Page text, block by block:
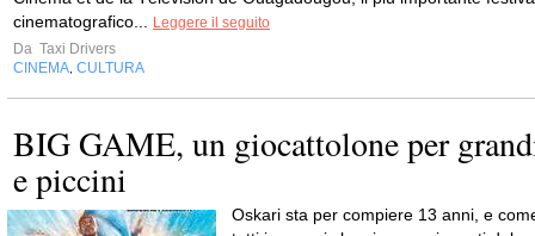
cinematografico...
Leggere il seguito
Da Taxi Drivers
CINEMA CULTURA
BIG GAME, un giocattolone per
e piccini
Oskari sta per compiere 13 anni, e